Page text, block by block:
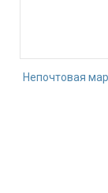
Непочтовая